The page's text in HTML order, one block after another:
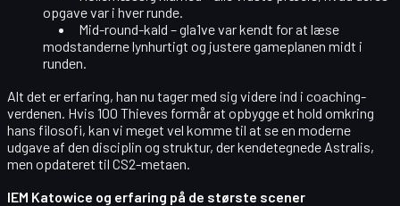
opgave var i hver runde.
Mid-round-kald – gla1ve var kendt for at læse
modstanderne lynhurtigt og justere gameplanen midt i
runden.
Alt det er erfaring, han nu tager med sig videre ind i coaching-
verdenen. Hvis 100 Thieves formår at opbygge et hold omkring
hans filosofi, kan vi meget vel komme til at se en moderne
udgave af den disciplin og struktur, der kendetegnede Astralis,
men opdateret til CS2-metaen.
IEM Katowice og erfaring på de største scener